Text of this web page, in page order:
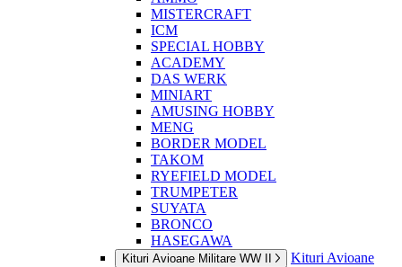
MISTERCRAFT
ICM
SPECIAL HOBBY
ACADEMY
DAS WERK
MINIART
AMUSING HOBBY
MENG
BORDER MODEL
TAKOM
RYEFIELD MODEL
TRUMPETER
SUYATA
BRONCO
HASEGAWA
Kituri Avioane Militare WW II
Kituri Avioane